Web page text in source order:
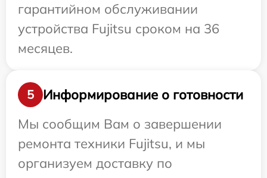
гарантийном обслуживании
устройства Fujitsu сроком на 36
месяцев.
5
Информирование о готовности
Мы сообщим Вам о завершении
ремонта техники Fujitsu, и мы
организуем доставку по